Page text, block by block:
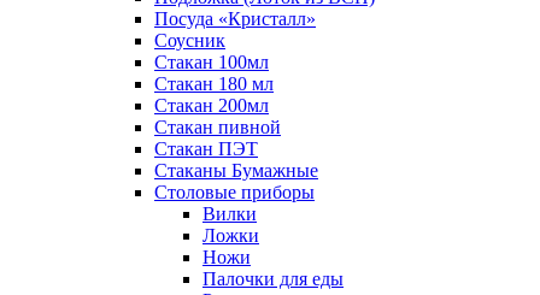
Посуда «Кристалл»
Соусник
Стакан 100мл
Стакан 180 мл
Стакан 200мл
Стакан пивной
Стакан ПЭТ
Стаканы Бумажные
Столовые приборы
Вилки
Ложки
Ножи
Палочки для еды